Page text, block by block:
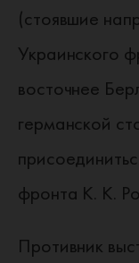
(стоявшие
Украинского
восточнее
германской
фронта К. К.
Противник